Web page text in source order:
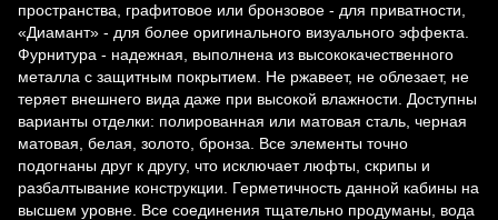
пространства, графитовое или бронзовое - для приватности,
«Диамант» - для более оригинального визуального эффекта.
Фурнитура - надежная, выполнена из высококачественного
металла с защитным покрытием. Не ржавеет, не облезает, не
теряет внешнего вида даже при высокой влажности. Доступны
варианты отделки: полированная или матовая сталь, черная
матовая, белая, золото, бронза. Все элементы точно
подогнаны друг к другу, что исключает люфты, скрипы и
разбалтывание конструкции. Герметичность данной кабины на
высшем уровне. Все соединения тщательно продуманы, вода